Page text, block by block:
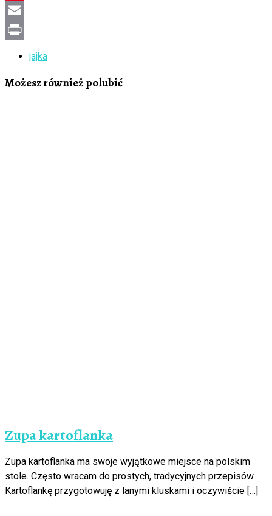
Pinterest
Email
jajka
Możesz również polubić
Zupa kartoflanka
Zupa kartoflanka ma swoje wyjątkowe miejsce na polskim
stole. Często wracam do prostych, tradycyjnych przepisów.
Kartoflankę przygotowuję z lanymi kluskami i oczywiście […]